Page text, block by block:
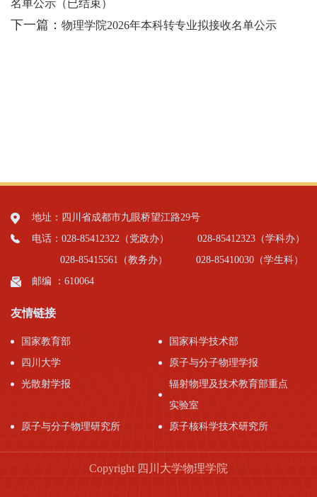
名单公示（已结束）
下一篇： 物理学院2026年本科转专业拟接收名单公示
地址：四川省成都市九眼桥望江路29号
电话：028-85412322（党政办）
028-85412323（学科办）
028-85415561（教务办）
028-85410030（学生科）
邮编 ：610064
友情链接
国家教育部
国家科学技术部
四川大学
原子与分子物理学报
光散射学报
辐射物理及技术教育部重点
实验室
原子与分子物理研究所
原子核科学技术研究所
Copyright 四川大学物理学院